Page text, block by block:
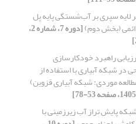
لایه سپری بر آب‌شستگی پایه پل
(بخش دوم) [دوره 7، شماره 2،
راهبرد خودکارسازی
شبکه آبیاری با استفاده از
پایش تراز آب زیرزمینی با